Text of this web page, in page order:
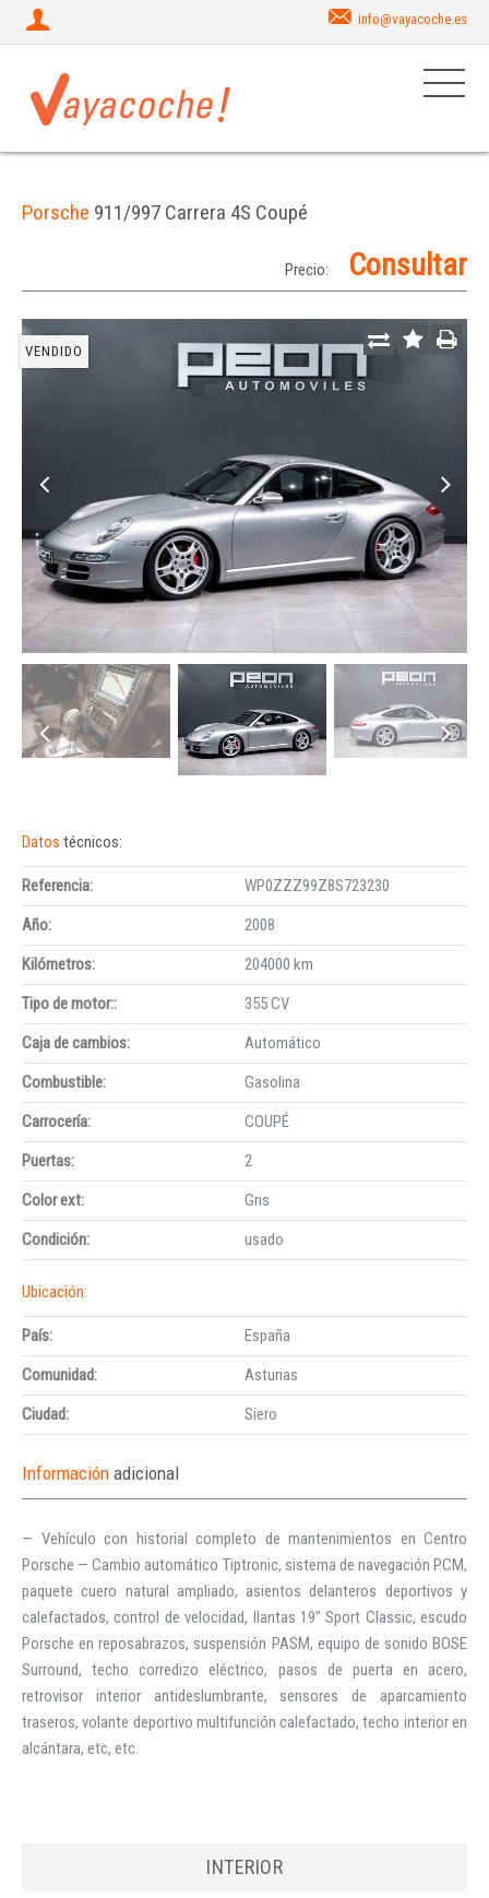
info@vayacoche.es
Porsche 911/997 Carrera 4S Coupé
Precio: Consultar
VENDIDO
Datos técnicos:
Referencia:
WP0ZZZ99Z8S723230
Año:
2008
Kilómetros:
204000 km
Tipo de motor::
355 CV
Caja de cambios:
Automático
Combustible:
Gasolina
Carrocería:
COUPÉ
Puertas:
2
Color ext:
Gris
Condición:
usado
Ubicación:
País:
España
Comunidad:
Asturias
Ciudad:
Siero
Información adicional
— Vehículo con historial completo de mantenimientos en Centro
Porsche — Cambio automático Tiptronic, sistema de navegación PCM,
paquete cuero natural ampliado, asientos delanteros deportivos y
calefactados, control de velocidad, llantas 19” Sport Classic, escudo
Porsche en reposabrazos, suspensión PASM, equipo de sonido BOSE
Surround, techo corredizo eléctrico, pasos de puerta en acero,
retrovisor interior antideslumbrante, sensores de aparcamiento
traseros, volante deportivo multifunción calefactado, techo interior en
alcántara, etc, etc.
INTERIOR